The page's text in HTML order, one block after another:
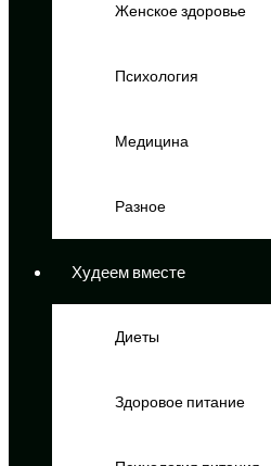
Женское здоровье
Психология
Медицина
Разное
Худеем вместе
Диеты
Здоровое питание